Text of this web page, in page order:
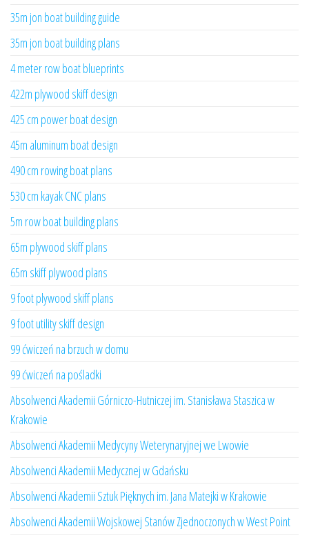
35m jon boat building guide
35m jon boat building plans
4 meter row boat blueprints
422m plywood skiff design
425 cm power boat design
45m aluminum boat design
490 cm rowing boat plans
530 cm kayak CNC plans
5m row boat building plans
65m plywood skiff plans
65m skiff plywood plans
9 foot plywood skiff plans
9 foot utility skiff design
99 ćwiczeń na brzuch w domu
99 ćwiczeń na pośladki
Absolwenci Akademii Górniczo-Hutniczej im. Stanisława Staszica w
Krakowie
Absolwenci Akademii Medycyny Weterynaryjnej we Lwowie
Absolwenci Akademii Medycznej w Gdańsku
Absolwenci Akademii Sztuk Pięknych im. Jana Matejki w Krakowie
Absolwenci Akademii Wojskowej Stanów Zjednoczonych w West Point